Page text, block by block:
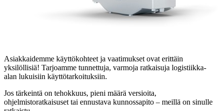
Asiakkaidemme käyttökohteet ja vaatimukset ovat erittäin
yksilöllisiä! Tarjoamme tunnettuja, varmoja ratkaisuja logistiikka-
alan lukuisiin käyttötarkoituksiin.
Jos tärkeintä on tehokkuus, pieni määrä versioita,
ohjelmistoratkaisuset tai ennustava kunnossapito – meillä on sinulle